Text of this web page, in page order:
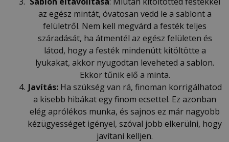
az egész mintát, óvatosan vedd le a sablont a
felületről. Nem kell megvárd a festék teljes
száradását, ha átmentél az egész felületen és
látod, hogy a festék mindenütt kitöltötte a
lyukakat, akkor nyugodtan leveheted a sablon.
Ekkor tűnik elő a minta.
Javítás:Ha szükség van rá, finoman korrigálhatod
a kisebb hibákat egy finom ecsettel. Ez azonban
elég aprólékos munka, és sajnos ez már nagyobb
kézügyességet igényel, szóval jobb elkerülni, hogy
javítani kelljen.